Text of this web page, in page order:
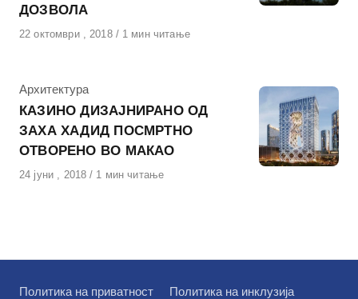
ДОЗВОЛА
Објавено
22 октомври , 2018 1 мин читање
КАтегорија
Архитектура
КАЗИНО ДИЗАЈНИРАНО ОД
ЗАХА ХАДИД ПОСМРТНО
ОТВОРЕНО ВО МАКАО
Објавено
24 јуни , 2018 1 мин читање
Политика на приватност
Политика на инклузија